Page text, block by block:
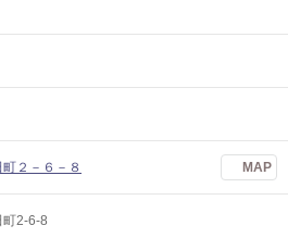
２－６－８ MAP
町2-6-8